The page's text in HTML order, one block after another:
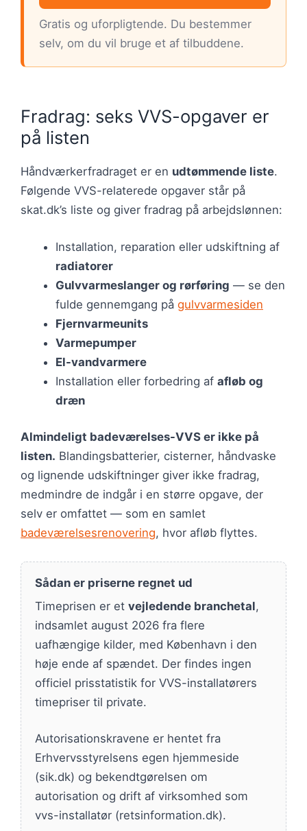
Gratis og uforpligtende. Du bestemmer
selv, om du vil bruge et af tilbuddene.
Fradrag: seks VVS-opgaver er
på listen
Håndværkerfradraget er en udtømmende liste.
Følgende VVS-relaterede opgaver står på
skat.dk’s liste og giver fradrag på arbejdslønnen:
Installation, reparation eller udskiftning af
radiatorer
Gulvvarmeslanger og rørføring — se den
fulde gennemgang på gulvvarmesiden
Fjernvarmeunits
Varmepumper
El-vandvarmere
Installation eller forbedring af afløb og
dræn
Almindeligt badeværelses-VVS er ikke på
listen. Blandingsbatterier, cisterner, håndvaske
og lignende udskiftninger giver ikke fradrag,
medmindre de indgår i en større opgave, der
selv er omfattet — som en samlet
badeværelsesrenovering, hvor afløb flyttes.
Sådan er priserne regnet ud
Timeprisen er et vejledende branchetal,
indsamlet august 2026 fra flere
uafhængige kilder, med København i den
høje ende af spændet. Der findes ingen
officiel prisstatistik for VVS-installatørers
timepriser til private.
Autorisationskravene er hentet fra
Erhvervsstyrelsens egen hjemmeside
(sik.dk) og bekendtgørelsen om
autorisation og drift af virksomhed som
vvs-installatør (retsinformation.dk).